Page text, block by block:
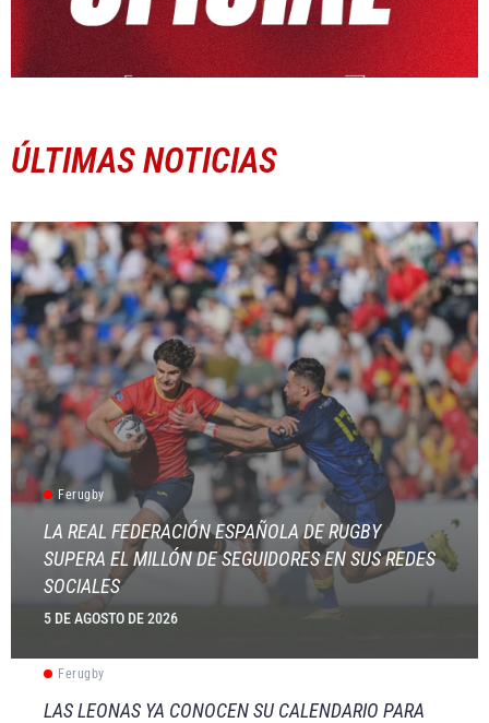
ÚLTIMAS NOTICIAS
Ferugby
LA REAL FEDERACIÓN ESPAÑOLA DE RUGBY
SUPERA EL MILLÓN DE SEGUIDORES EN SUS REDES
SOCIALES
5 DE AGOSTO DE 2026
Ferugby
LAS LEONAS YA CONOCEN SU CALENDARIO PARA